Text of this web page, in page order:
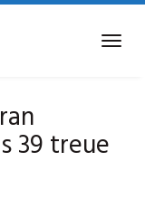
39 treue